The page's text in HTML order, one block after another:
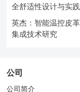
全舒适性设计与实践
英杰：智能温控皮
集成技术研究
公司
公司简介